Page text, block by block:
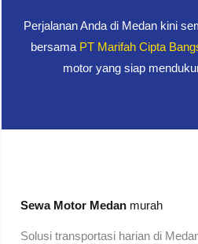
Perjalanan Anda di Medan kini
bersama PT Marifah Cipta
motor yang siap
Sewa Motor Medan murah
Solusi transportasi harian di